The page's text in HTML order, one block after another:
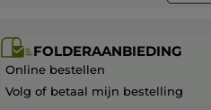
FOLDERAANBIEDING
Online bestellen
Volg of betaal mijn bestelling